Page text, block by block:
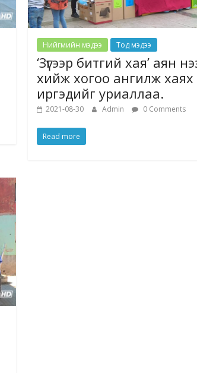
Нийгмийн мэдээ Тод мэдээ
‘Зүгээр битгий хая’ аян
хийж хогоо ангилж хаях
иргэдийг уриаллаа.
2021-08-30 Admin 0 Comments
Read more